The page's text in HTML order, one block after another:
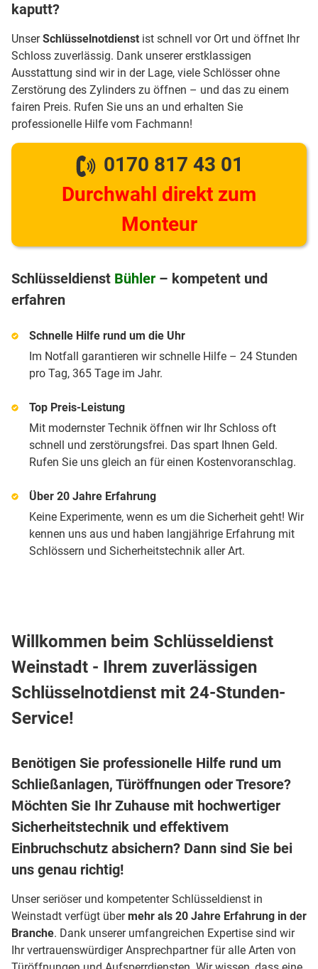
kaputt?
UnserSchlüsselnotdienst ist schnell vor Ort und öffnet Ihr
Schloss zuverlässig. Dank unserer erstklassigen
Ausstattung sind wir in der Lage, viele Schlösser ohne
Zerstörung des Zylinders zu öffnen – und das zu einem
fairen Preis. Rufen Sie uns an und erhalten Sie
professionelle Hilfe vom Fachmann!
0170 817 43 01
Durchwahl direkt zum
Monteur
Schlüsseldienst Bühler – kompetent und
erfahren
Schnelle Hilfe rund um die Uhr
Im Notfall garantieren wir schnelle Hilfe – 24 Stunden
pro Tag, 365 Tage im Jahr.
Top Preis-Leistung
Mit modernster Technik öffnen wir Ihr Schloss oft
schnell und zerstörungsfrei. Das spart Ihnen Geld.
Rufen Sie uns gleich an für einen Kostenvoranschlag.
Über 20 Jahre Erfahrung
Keine Experimente, wenn es um die Sicherheit geht! Wir
kennen uns aus und haben langjährige Erfahrung mit
Schlössern und Sicherheitstechnik aller Art.
Willkommen beim Schlüsseldienst
Weinstadt - Ihrem zuverlässigen
Schlüsselnotdienst mit 24-Stunden-
Service!
Benötigen Sie professionelle Hilfe rund um
Schließanlagen, Türöffnungen oder Tresore?
Möchten Sie Ihr Zuhause mit hochwertiger
Sicherheitstechnik und effektivem
Einbruchschutz absichern? Dann sind Sie bei
uns genau richtig!
Unser seriöser und kompetenter Schlüsseldienst in
Weinstadt verfügt übermehr als 20 Jahre Erfahrung in der
Branche. Dank unserer umfangreichen Expertise sind wir
Ihr vertrauenswürdiger Ansprechpartner für alle Arten von